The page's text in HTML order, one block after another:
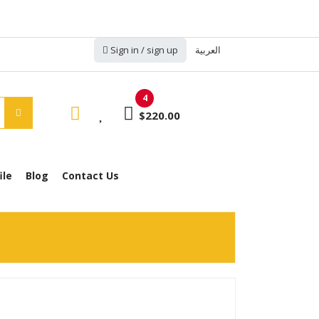
Sign in / sign up العربية
4
$220.00
Blog Contact Us